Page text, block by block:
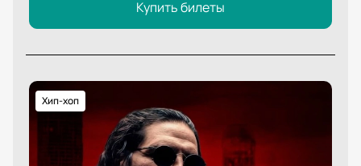
Купить билеты
Хип-хоп